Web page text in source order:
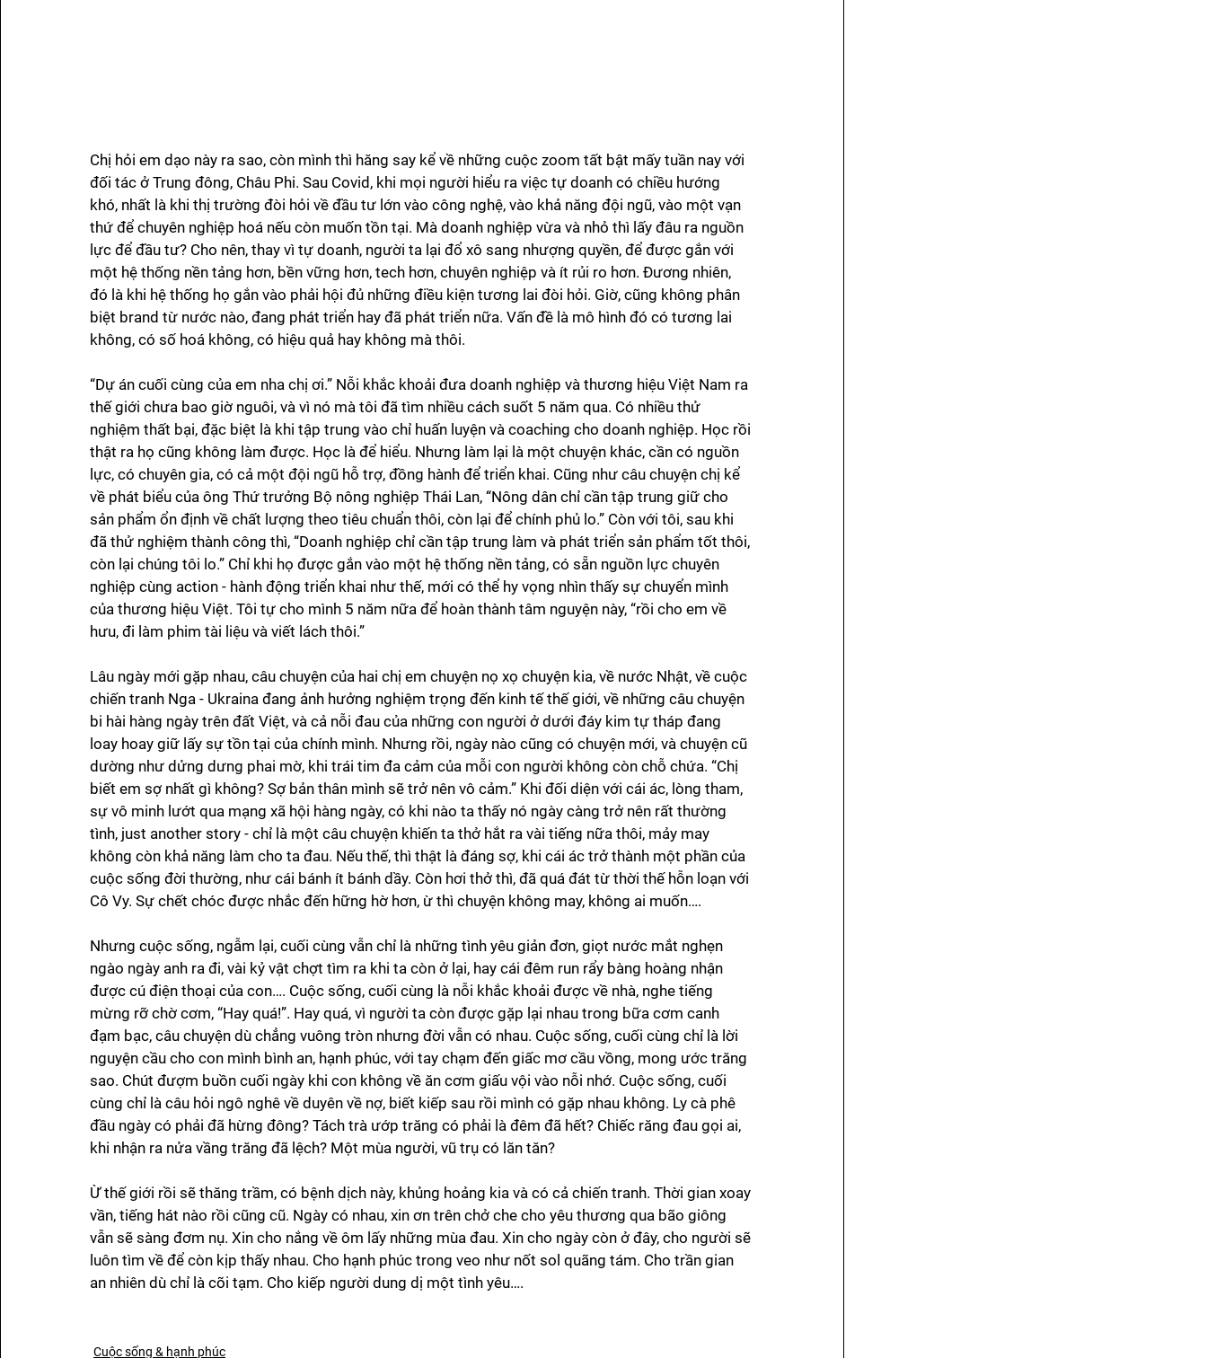
Chị hỏi em dạo này ra sao, còn mình thì hăng say kể về những cuộc zoom tất bật mấy tuần nay với
đối tác ở Trung đông, Châu Phi. Sau Covid, khi mọi người hiểu ra việc tự doanh có chiều hướng
khó, nhất là khi thị trường đòi hỏi về đầu tư lớn vào công nghệ, vào khả năng đội ngũ, vào một vạn
thứ để chuyên nghiệp hoá nếu còn muốn tồn tại. Mà doanh nghiệp vừa và nhỏ thì lấy đâu ra nguồn
lực để đầu tư? Cho nên, thay vì tự doanh, người ta lại đổ xô sang nhượng quyền, để được gắn với
một hệ thống nền tảng hơn, bền vững hơn, tech hơn, chuyên nghiệp và ít rủi ro hơn. Đương nhiên,
đó là khi hệ thống họ gắn vào phải hội đủ những điều kiện tương lai đòi hỏi. Giờ, cũng không phân
biệt brand từ nước nào, đang phát triển hay đã phát triển nữa. Vấn đề là mô hình đó có tương lai
không, có số hoá không, có hiệu quả hay không mà thôi.
“Dự án cuối cùng của em nha chị ơi.” Nỗi khắc khoải đưa doanh nghiệp và thương hiệu Việt Nam ra
thế giới chưa bao giờ nguôi, và vì nó mà tôi đã tìm nhiều cách suốt 5 năm qua. Có nhiều thử
nghiệm thất bại, đặc biệt là khi tập trung vào chỉ huấn luyện và coaching cho doanh nghiệp. Học rồi
thật ra họ cũng không làm được. Học là để hiểu. Nhưng làm lại là một chuyện khác, cần có nguồn
lực, có chuyên gia, có cả một đội ngũ hỗ trợ, đồng hành để triển khai. Cũng như câu chuyện chị kể
về phát biểu của ông Thứ trưởng Bộ nông nghiệp Thái Lan, “Nông dân chỉ cần tập trung giữ cho
sản phẩm ổn định về chất lượng theo tiêu chuẩn thôi, còn lại để chính phủ lo.” Còn với tôi, sau khi
đã thử nghiệm thành công thì, “Doanh nghiệp chỉ cần tập trung làm và phát triển sản phẩm tốt thôi,
còn lại chúng tôi lo.” Chỉ khi họ được gắn vào một hệ thống nền tảng, có sẵn nguồn lực chuyên
nghiệp cùng action - hành động triển khai như thế, mới có thể hy vọng nhìn thấy sự chuyển mình
của thương hiệu Việt. Tôi tự cho mình 5 năm nữa để hoàn thành tâm nguyện này, “rồi cho em về
hưu, đi làm phim tài liệu và viết lách thôi.”
Lâu ngày mới gặp nhau, câu chuyện của hai chị em chuyện nọ xọ chuyện kia, về nước Nhật, về cuộc
chiến tranh Nga - Ukraina đang ảnh hưởng nghiệm trọng đến kinh tế thế giới, về những câu chuyện
bi hài hàng ngày trên đất Việt, và cả nỗi đau của những con người ở dưới đáy kim tự tháp đang
loay hoay giữ lấy sự tồn tại của chính mình. Nhưng rồi, ngày nào cũng có chuyện mới, và chuyện cũ
dường như dửng dưng phai mờ, khi trái tim đa cảm của mỗi con người không còn chỗ chứa. “Chị
biết em sợ nhất gì không? Sợ bản thân mình sẽ trở nên vô cảm.” Khi đối diện với cái ác, lòng tham,
sự vô minh lướt qua mạng xã hội hàng ngày, có khi nào ta thấy nó ngày càng trở nên rất thường
tình, just another story - chỉ là một câu chuyện khiến ta thở hắt ra vài tiếng nữa thôi, mảy may
không còn khả năng làm cho ta đau. Nếu thế, thì thật là đáng sợ, khi cái ác trở thành một phần của
cuộc sống đời thường, như cái bánh ít bánh dầy. Còn hơi thở thì, đã quá đát từ thời thế hỗn loạn với
Cô Vy. Sự chết chóc được nhắc đến hững hờ hơn, ừ thì chuyện không may, không ai muốn….
Nhưng cuộc sống, ngẫm lại, cuối cùng vẫn chỉ là những tình yêu giản đơn, giọt nước mắt nghẹn
ngào ngày anh ra đi, vài kỷ vật chợt tìm ra khi ta còn ở lại, hay cái đêm run rẩy bàng hoàng nhận
được cú điện thoại của con…. Cuộc sống, cuối cùng là nỗi khắc khoải được về nhà, nghe tiếng
mừng rỡ chờ cơm, “Hay quá!”. Hay quá, vì người ta còn được gặp lại nhau trong bữa cơm canh
đạm bạc, câu chuyện dù chẳng vuông tròn nhưng đời vẫn có nhau. Cuộc sống, cuối cùng chỉ là lời
nguyện cầu cho con mình bình an, hạnh phúc, với tay chạm đến giấc mơ cầu vồng, mong ước trăng
sao. Chút đượm buồn cuối ngày khi con không về ăn cơm giấu vội vào nỗi nhớ. Cuộc sống, cuối
cùng chỉ là câu hỏi ngô nghê về duyên về nợ, biết kiếp sau rồi mình có gặp nhau không. Ly cà phê
đầu ngày có phải đã hừng đông? Tách trà ướp trăng có phải là đêm đã hết? Chiếc răng đau gọi ai,
khi nhận ra nửa vầng trăng đã lệch? Một mùa người, vũ trụ có lăn tăn?
Ừ thế giới rồi sẽ thăng trầm, có bệnh dịch này, khủng hoảng kia và có cả chiến tranh. Thời gian xoay
vần, tiếng hát nào rồi cũng cũ. Ngày có nhau, xin ơn trên chở che cho yêu thương qua bão giông
vẫn sẽ sàng đơm nụ. Xin cho nắng về ôm lấy những mùa đau. Xin cho ngày còn ở đây, cho người sẽ
luôn tìm về để còn kịp thấy nhau. Cho hạnh phúc trong veo như nốt sol quãng tám. Cho trần gian
an nhiên dù chỉ là cõi tạm. Cho kiếp người dung dị một tình yêu….
Cuộc sống & hạnh phúc